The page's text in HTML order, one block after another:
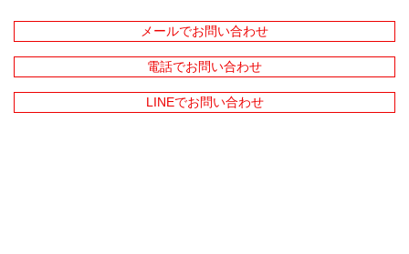
メールでお問い合わせ
電話でお問い合わせ
LINEでお問い合わせ